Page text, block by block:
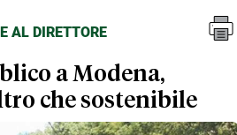
Opinioni
Lettere al Direttore
AL DIRETTORE
a Modena,
che sostenibile